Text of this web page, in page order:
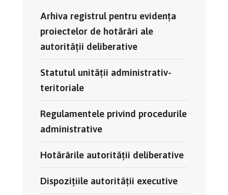
Arhiva registrul pentru evidența
proiectelor de hotărâri ale
autorității deliberative
Statutul unității administrativ-
teritoriale
Regulamentele privind procedurile
administrative
Hotărârile autorității deliberative
Dispozițiile autorității executive